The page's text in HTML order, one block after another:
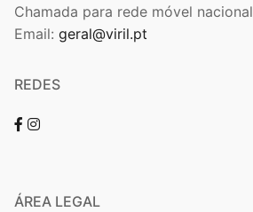
Chamada para rede móvel nacional
Email: geral@viril.pt
REDES
ÁREA LEGAL